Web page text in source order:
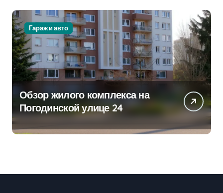
Гараж и авто
Обзор жилого комплекса на
Погодинской улице 24